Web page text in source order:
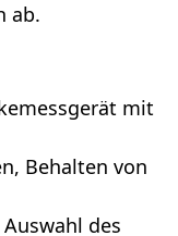
ab.
mit
Behalten von
des